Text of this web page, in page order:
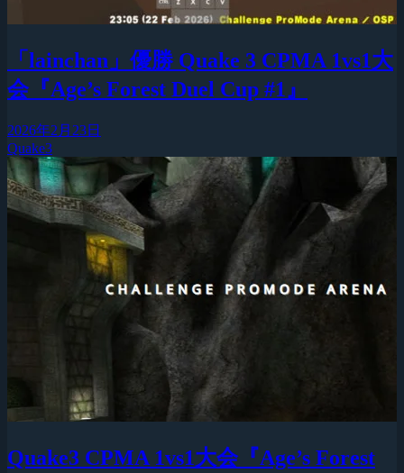
「lainchan」優勝 Quake 3 CPMA 1vs1大
会『Age’s Forest Duel Cup #1』
2026年2月23日
Quake3
Quake3 CPMA 1vs1大会『Age’s Forest